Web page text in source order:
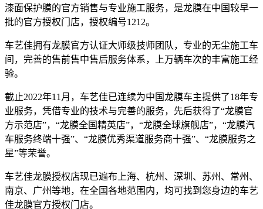
漆面保护膜的官方销售与专业施工服务，是龙膜在中国较早一
批的官方授权门店，授权编号1212。
车艺佳拥有龙膜官方认证大师级技师团队，专业的无尘施工车
间，完善的售前售中售后服务体系，上万辆车次的丰富施工经
验。
截止2022年11月，车艺佳已连续为中国龙膜车主提供了18年专
业服务，凭借专业的技术与完善的服务，先后获得了“龙膜官
方示范店”，“龙膜全国精英店”，“龙膜全球旗舰店”，“龙膜汽
车服务终端十强”、“龙膜优秀渠道服务商十强”、“龙膜服务之
星”等荣誉。
车艺佳龙膜授权店现已遍布上海、杭州、深圳、苏州、常州、
南京、广州等地，在全国各地范围内，均可找到您身边的车艺
佳龙膜官方授权门店。